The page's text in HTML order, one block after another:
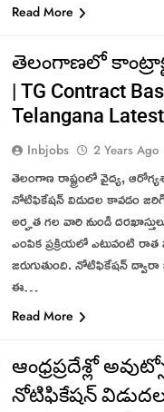
Read More
తెలంగాణలో
| TG Contract
Telangana
Inbjobs 2 Years Ago
తెలంగాణ రాష్ట్రంలో వైద్య,
నోటిఫికేషన్ విడుదల కావడం
అర్హత గల వారి నుండి
ఎంపిక ప్రక్రియలో ఎటువంటి
జరుగుతుంది. నోటిఫికేషన్
ఈ…
Read More
ఆంధ్రప్రదేశ్లో
నోటిఫికేషన్ విడుదల